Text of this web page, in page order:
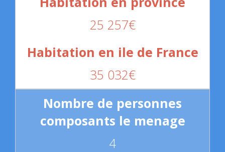
25 257€
35 032€
4